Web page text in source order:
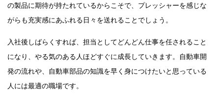
の製品に期待が持たれているからこそで、プレッシャーを感じな
がらも充実感にあふれる日々を送れることでしょう。
入社後しばらくすれば、担当としてどんどん仕事を任されること
になり、やる気のある人ほどすぐに成長していきます。自動車開
発の流れや、自動車部品の知識を早く身につけたいと思っている
人には最適の職場です。